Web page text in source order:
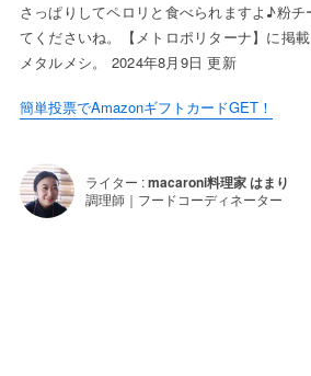
さっぱりしてペロリと食べられますよ♪粉
てくださいね。【メトロポリターナ】に掲
メタルメシ。 2024年8月9日 更新
簡単投票でAmazonギフトカードGET！
ライター :macaroni料理家 はまり
調理師｜フードコーディネーター